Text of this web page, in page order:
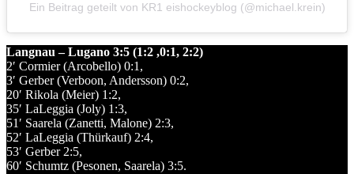
Ein Beitrag geteilt von KR1 eishockeyblog (@michael.krein)
Langnau – Lugano 3:5 (1:2 ,0:1, 2:2)
2′ Cormier (Arcobello) 0:1,
3′ Gerber (Verboon, Andersson) 0:2,
20′ Rikola (Meier) 1:2,
35′ LaLeggia (Joly) 1:3,
51′ Saarela (Zanetti, Malone) 2:3,
52′ LaLeggia (Thürkauf) 2:4,
53′ Gerber 2:5,
60′ Schumtz (Pesonen, Saarela) 3:5.